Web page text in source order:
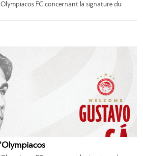
FC concernant la signature du